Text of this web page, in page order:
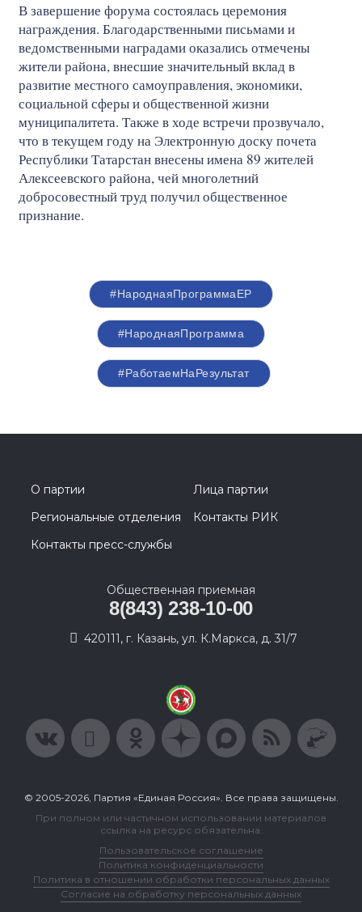
В завершение форума состоялась церемония
награждения. Благодарственными письмами и
ведомственными наградами оказались отмечены
жители района, внесшие значительный вклад в
развитие местного самоуправления, экономики,
социальной сферы и общественной жизни
муниципалитета. Также в ходе встречи прозвучало,
что в текущем году на Электронную доску почета
Республики Татарстан внесены имена 89 жителей
Алексеевского района, чей многолетний
добросовестный труд получил общественное
признание.
#НароднаяПрограммаЕР
#НароднаяПрограмма
#РаботаемНаРезультат
О партии
Лица партии
Региональные отделения
Контакты РИК
Контакты пресс-службы
Общественная приемная
8(843) 238-10-00
420111, г. Казань, ул. К.Маркса, д. 31/7
© 2005-2026, Партия «Единая Россия». Все права защищены.
При полном или частичном использовании материалов
ссылка на ресурс обязательна.
Пользовательское соглашение
Политика конфиденциальности
Политика в отношении обработки персональных данных
Согласие на обработку персональных данных